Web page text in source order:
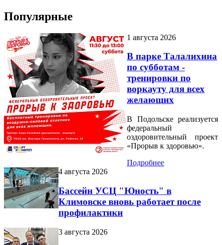
Популярные
1 августа 2026
В парке Талалихина
по субботам -
тренировки по
воркауту для всех
желающих
В Подольске реализуется
федеральный
оздоровительный проект
«Прорыв к здоровью».
Подробнее
4 августа 2026
Бассейн УСЦ "Юность" в
Климовске вновь работает после
профилактики
3 августа 2026